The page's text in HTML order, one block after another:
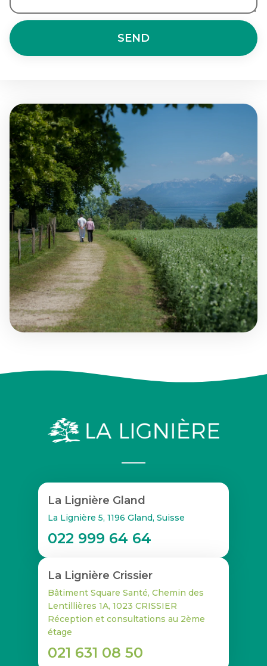
SEND
La Lignière Gland
La Lignière 5, 1196 Gland, Suisse
022 999 64 64
La Lignière Crissier
Bâtiment Square Santé, Chemin des
Lentillières 1A, 1023 CRISSIER
Réception et consultations au 2ème
étage
021 631 08 50